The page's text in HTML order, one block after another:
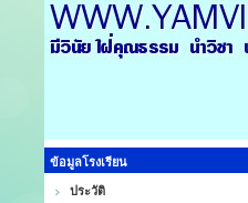
ข้อมูลโรงเรียน
ประวัติ